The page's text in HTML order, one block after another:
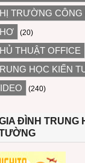
TRƯỜNG CÔNG
(20)
THUẬT OFFICE
HỌC KIẾN
(240)
ĐÌNH TRUNG